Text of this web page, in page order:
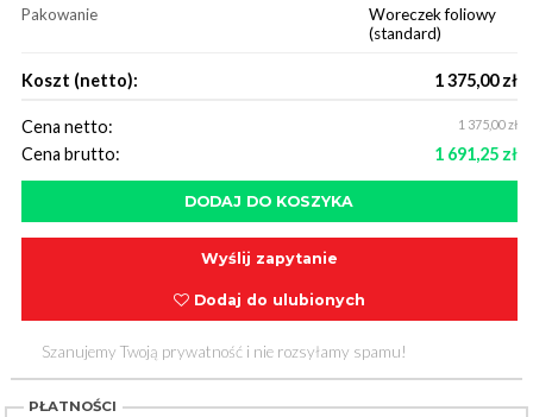
Pakowanie
Woreczek foliowy
(standard)
Koszt (netto): 1 375,00 zł
Cena netto: 1 375,00 zł
Cena brutto: 1 691,25 zł
Wyślij zapytanie
Dodaj do ulubionych
Szanujemy Twoją prywatność i nie rozsyłamy spamu!
PŁATNOŚCI